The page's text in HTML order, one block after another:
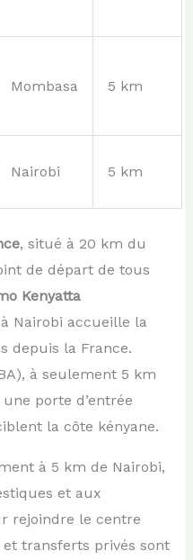
Mombasa 5 km
Nairobi 5 km
, situé à 20 km du
de départ de tous
Kenyatta
Nairobi accueille la
depuis la France.
à seulement 5 km
porte d’entrée
la côte kényane.
à 5 km de Nairobi,
et aux
rejoindre le centre
et transferts privés sont